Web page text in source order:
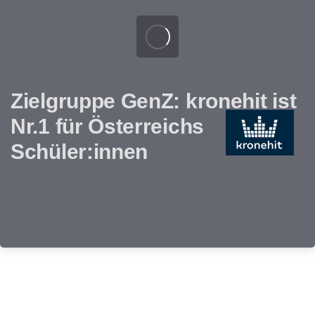
Zielgruppe GenZ: kronehit ist
Nr.1 für Österreichs
Schüler:innen